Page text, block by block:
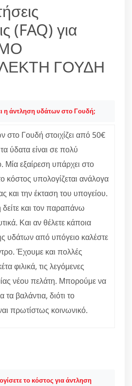
(FAQ) για
ΓΟΥΔΗ
η άντληση υδάτων στο Γουδή;
στο Γουδή στοιχίζει από 50€
ύδατα είναι σε πολύ
Μία εξαίρεση υπάρχει στο
κόστος υπολογίζεται ανάλογα
και την έκταση του υπογείου.
και τον παραπάνω
Και αν θέλετε κάποια
υδάτων από υπόγειο καλέστε
Έχουμε και πολλές
φιλικά, τις λεγόμενες
νέου πελάτη. Μπορούμε να
βαλάντια, διότι το
πρωτίστως κοινωνικό.
το κόστος για άντληση